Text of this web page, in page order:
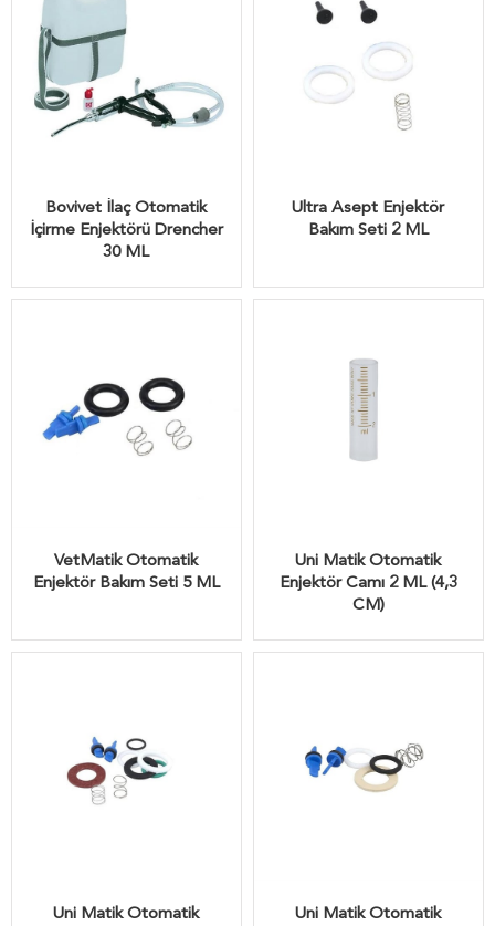
Bovivet İlaç Otomatik
İçirme Enjektörü Drencher
30 ML
Ultra Asept Enjektör
Bakım Seti 2 ML
VetMatik Otomatik
Enjektör Bakım Seti 5 ML
Uni Matik Otomatik
Enjektör Camı 2 ML (4,3
CM)
Uni Matik Otomatik
Uni Matik Otomatik